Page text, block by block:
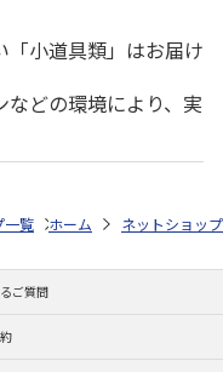
「小道具類」はお届け
どの環境により、実
ツ選手 NPB（日本野球機構）
一覧 レッツ 26SNOOPY
ホーム ネットショップ
ご質問